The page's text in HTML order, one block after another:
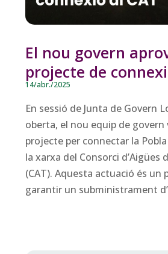
El nou govern
projecte de
14/abr./2025
En sessió de Junta de Govern
oberta, el nou equip de govern
projecte per connectar la
la xarxa del Consorci d’Aigües
(CAT). Aquesta actuació és un
garantir un subministrament